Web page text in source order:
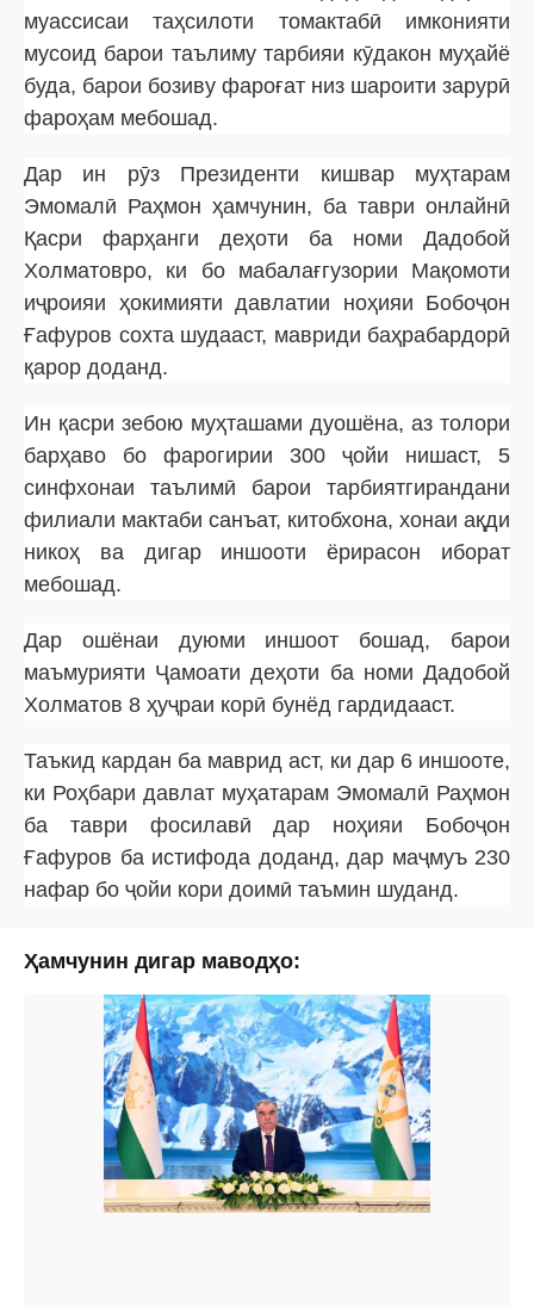
муассисаи таҳсилоти томактабӣ имконияти
мусоид барои таълиму тарбияи кӯдакон муҳайё
буда, барои бозиву фароғат низ шароити зарурӣ
фароҳам мебошад.
Дар ин рӯз Президенти кишвар муҳтарам
Эмомалӣ Раҳмон ҳамчунин, ба таври онлайнӣ
Қасри фарҳанги деҳоти ба номи Дадобой
Холматовро, ки бо мабалағгузории Мақомоти
иҷроияи ҳокимияти давлатии ноҳияи Бобоҷон
Ғафуров сохта шудааст, мавриди баҳрабардорӣ
қарор доданд.
Ин қасри зебою муҳташами дуошёна, аз толори
барҳаво бо фарогирии 300 ҷойи нишаст, 5
синфхонаи таълимӣ барои тарбиятгирандани
филиали мактаби санъат, китобхона, хонаи ақди
никоҳ ва дигар иншооти ёрирасон иборат
мебошад.
Дар ошёнаи дуюми иншоот бошад, барои
маъмурияти Ҷамоати деҳоти ба номи Дадобой
Холматов 8 ҳуҷраи корӣ бунёд гардидааст.
Таъкид кардан ба маврид аст, ки дар 6 иншооте,
ки Роҳбари давлат муҳатарам Эмомалӣ Раҳмон
ба таври фосилавӣ дар ноҳияи Бобоҷон
Ғафуров ба истифода доданд, дар маҷмуъ 230
нафар бо ҷойи кори доимӣ таъмин шуданд.
Ҳамчунин дигар маводҳо: